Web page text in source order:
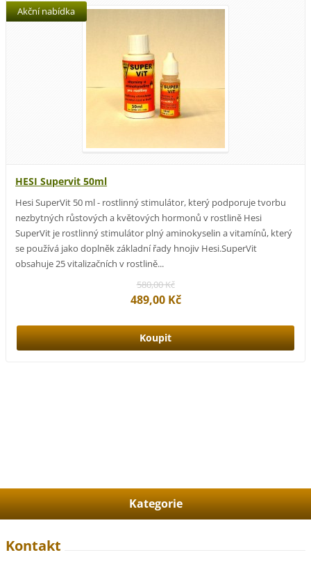
HESI Supervit 50ml
Akční nabídka
Hesi SuperVit 50 ml - rostlinný stimulátor, který podporuje tvorbu
nezbytných růstových a květových hormonů v rostlině Hesi
SuperVit je rostlinný stimulátor plný aminokyselin a vitamínů, který
se používá jako doplněk základní řady hnojiv Hesi.SuperVit
obsahuje 25 vitalizačních v rostlině...
580,00 Kč
489,00 Kč
Kategorie
Kontakt